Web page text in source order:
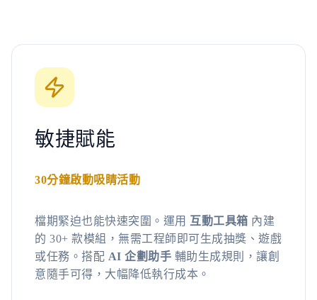
敏捷賦能
30分鐘啟動吸睛活動
檔期緊迫也能快速突圍。運用 互動工具箱 內建
的 30+ 款模組，無需工程師即可生成抽獎、遊戲
或任務。搭配 AI 企劃助手 輔助生成規則，讓創
意隨手可得，大幅降低執行成本。